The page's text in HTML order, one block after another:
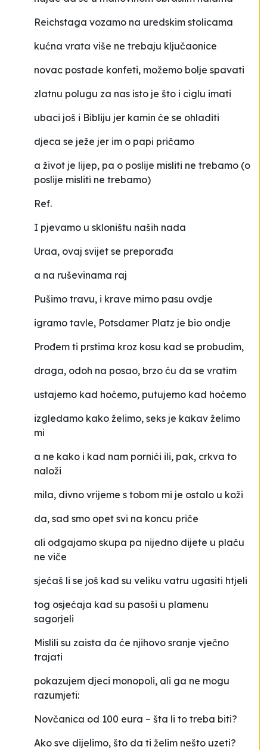
Reichstaga vozamo na uredskim stolicama
kućna vrata više ne trebaju ključaonice
novac postade konfeti, možemo bolje spavati
zlatnu polugu za nas isto je što i ciglu imati
ubaci još i Bibliju jer kamin će se ohladiti
djeca se ježe jer im o papi pričamo
a život je lijep, pa o poslije misliti ne trebamo (o
poslije misliti ne trebamo)
Ref.
I pjevamo u skloništu naših nada
Uraa, ovaj svijet se preporađa
a na ruševinama raj
Pušimo travu, i krave mirno pasu ovdje
igramo tavle, Potsdamer Platz je bio ondje
Prođem ti prstima kroz kosu kad se probudim,
draga, odoh na posao, brzo ću da se vratim
ustajemo kad hoćemo, putujemo kad hoćemo
izgledamo kako želimo, seks je kakav želimo
mi
a ne kako i kad nam pornići ili, pak, crkva to
naloži
mila, divno vrijeme s tobom mi je ostalo u koži
da, sad smo opet svi na koncu priče
ali odgajamo skupa pa nijedno dijete u plaču
ne viče
sjećaš li se još kad su veliku vatru ugasiti htjeli
tog osjećaja kad su pasoši u plamenu
sagorjeli
Mislili su zaista da će njihovo sranje vječno
trajati
pokazujem djeci monopoli, ali ga ne mogu
razumjeti:
Novčanica od 100 eura – šta li to treba biti?
Ako sve dijelimo, što da ti želim nešto uzeti?